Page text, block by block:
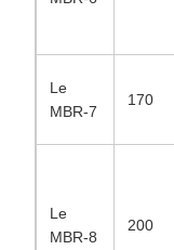
Le
MBR-7
170
Le
MBR-8
200